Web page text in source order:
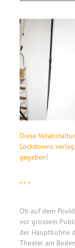
Diese
Lockdowns
gegeben!
* * *
Ob auf dem
vor grossem
der Hauptbühne
Theater am